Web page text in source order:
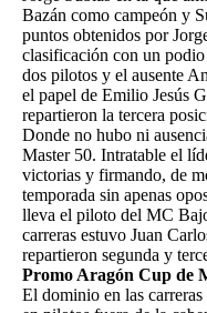
Bazán como campeón y
puntos obtenidos por
clasificación con un
dos pilotos y el ausente
el papel de Emilio Jesús
repartieron la tercera
Donde no hubo ni
Master 50. Intratable el
victorias y firmando, de
temporada sin apenas
lleva el piloto del MC
carreras estuvo Juan
repartieron segunda y
Promo Aragón Cup de
El dominio en las